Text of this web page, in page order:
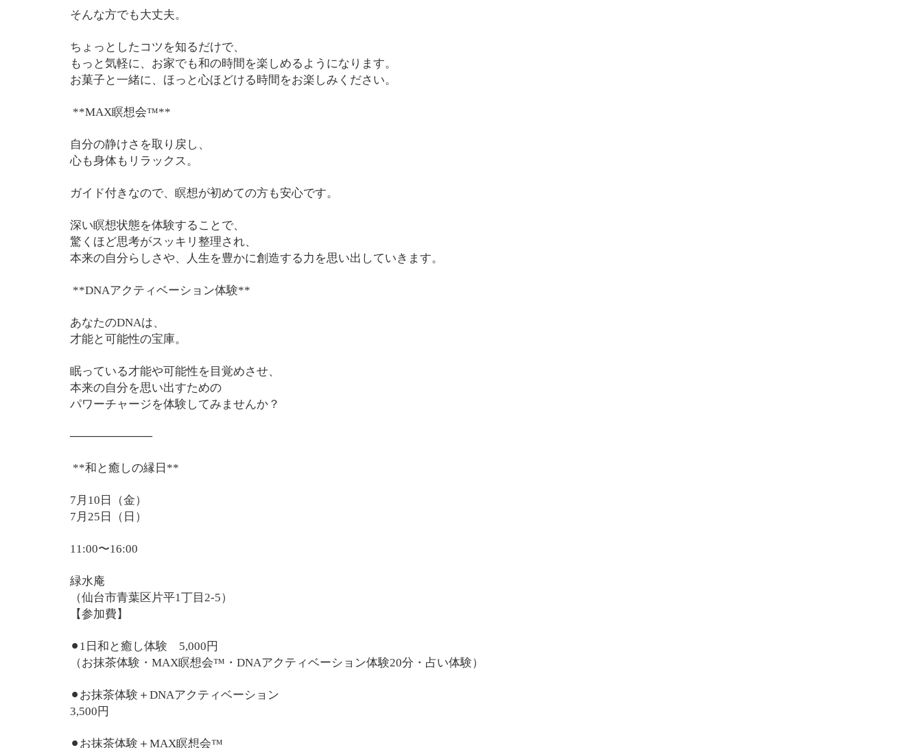
そんな方でも大丈夫。
ちょっとしたコツを知るだけで、
もっと気軽に、お家でも和の時間を楽しめるようになります。
お菓子と一緒に、ほっと心ほどける時間をお楽しみください。
**MAX瞑想会™**
自分の静けさを取り戻し、
心も身体もリラックス。
ガイド付きなので、瞑想が初めての方も安心です。
深い瞑想状態を体験することで、
驚くほど思考がスッキリ整理され、
本来の自分らしさや、人生を豊かに創造する力を思い出していきます。
**DNAアクティベーション体験**
あなたのDNAは、
才能と可能性の宝庫。
眠っている才能や可能性を目覚めさせ、
本来の自分を思い出すための
パワーチャージを体験してみませんか？
──────────
**和と癒しの縁日**
7月10日（金）
7月25日（日）
11:00〜16:00
緑水庵
（仙台市青葉区片平1丁目2-5）
【参加費】
⚫︎1日和と癒し体験 5,000円
（お抹茶体験・MAX瞑想会™・DNAアクティベーション体験20分・占い体験）
⚫︎お抹茶体験＋DNAアクティベーション
3,500円
⚫︎お抹茶体験＋MAX瞑想会™